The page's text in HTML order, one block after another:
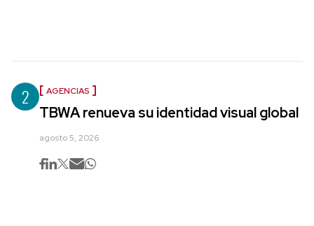
2 AGENCIAS
TBWA renueva su identidad visual global
agosto 5, 2026